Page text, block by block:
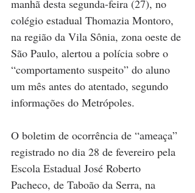
manhã desta segunda-feira (27), no
colégio estadual Thomazia Montoro,
na região da Vila Sônia, zona oeste de
São Paulo, alertou a polícia sobre o
“comportamento suspeito” do aluno
um mês antes do atentado, segundo
informações do Metrópoles.
O boletim de ocorrência de “ameaça”
registrado no dia 28 de fevereiro pela
Escola Estadual José Roberto
Pacheco, de Taboão da Serra, na